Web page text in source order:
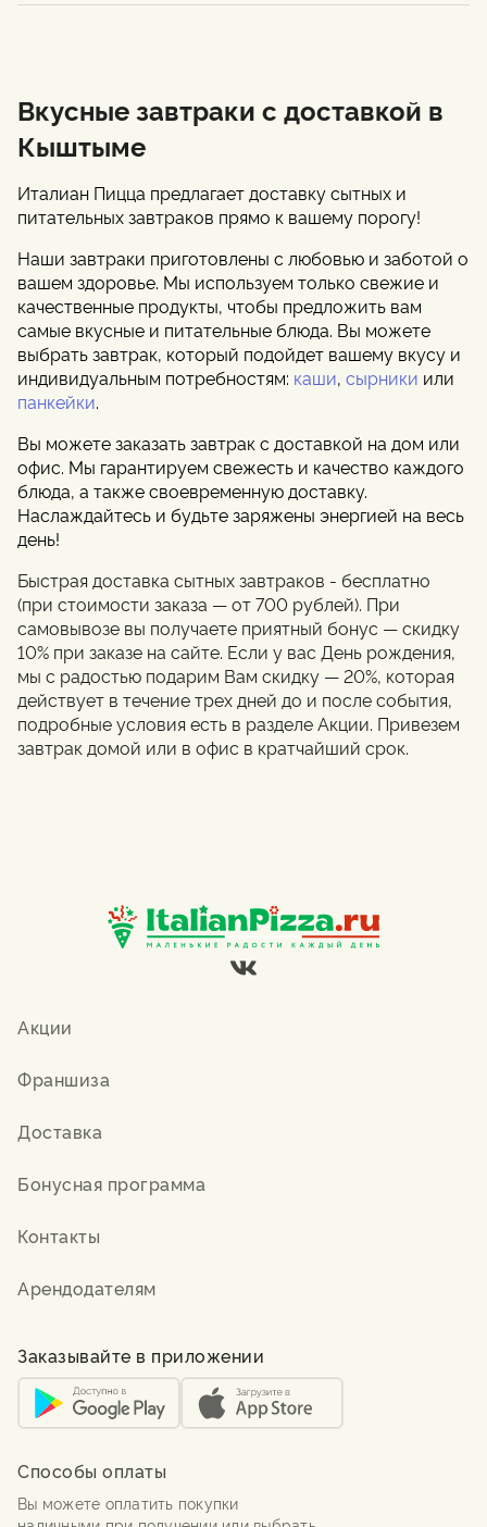
Вкусные завтраки с доставкой в
Кыштыме
Италиан Пицца предлагает доставку сытных и
питательных завтраков прямо к вашему порогу!
Наши завтраки приготовлены с любовью и заботой о
вашем здоровье. Мы используем только свежие и
качественные продукты, чтобы предложить вам
самые вкусные и питательные блюда. Вы можете
выбрать завтрак, который подойдет вашему вкусу и
индивидуальным потребностям: каши, сырники или
панкейки.
Вы можете заказать завтрак с доставкой на дом или
офис. Мы гарантируем свежесть и качество каждого
блюда, а также своевременную доставку.
Наслаждайтесь и будьте заряжены энергией на весь
день!
Быстрая доставка сытных завтраков - бесплатно
(при стоимости заказа — от 700 рублей). При
самовывозе вы получаете приятный бонус — скидку
10% при заказе на сайте. Если у вас День рождения,
мы с радостью подарим Вам скидку — 20%, которая
действует в течение трех дней до и после события,
подробные условия есть в разделе Акции. Привезем
завтрак домой или в офис в кратчайший срок.
Акции
Франшиза
Доставка
Бонусная программа
Контакты
Арендодателям
Заказывайте в приложении
Способы оплаты
Вы можете оплатить покупки